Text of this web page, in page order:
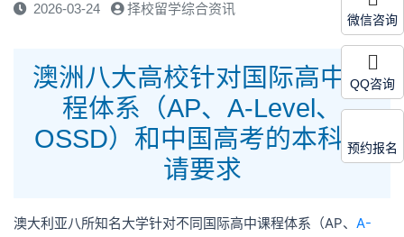
2026-03-24 择校留学综合资讯
澳洲八大高校针对国际高中课
程体系（AP、A-Level、
OSSD）和中国高考的本科申
请要求
澳大利亚八所知名大学针对不同国际高中课程体系（AP、 A-
微信咨询
QQ咨询
预约报名